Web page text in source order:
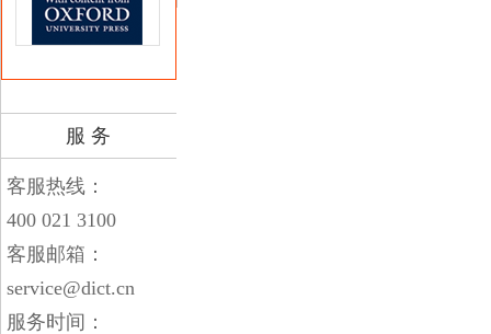
服 务
客服热线：
400 021 3100
客服邮箱：
service@dict.cn
服务时间：